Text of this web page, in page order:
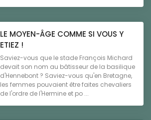
LE MOYEN-ÂGE COMME SI VOUS Y
ETIEZ !
Saviez-vous que le stade François Michard
devait son nom au bâtisseur de la basilique
d'Hennebont ? Saviez-vous qu'en Bretagne,
les femmes pouvaient être faites chevaliers
de l'ordre de l'Hermine et po ...